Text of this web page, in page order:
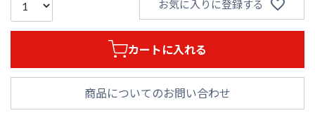
お気に入りに登録する
カートに入れる
商品についてのお問い合わせ